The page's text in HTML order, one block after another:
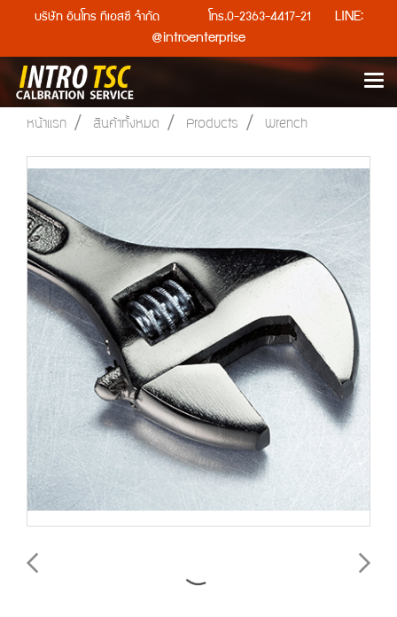
บริษัท อินโทร ทีเอสซี จำกัด โทร.0-2363-4417-21
LINE:
@introenterprise
หน้าแรก สินค้าทั้งหมด Products Wrench